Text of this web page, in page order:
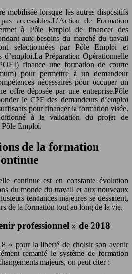
mobilisée lorsque les autres dispositifs
accessibles.L’Action de Formation
à Pôle Emploi de financer des
aux besoins du marché du travail
sélectionnées par Pôle Emploi et
d’emploi.La Préparation Opérationnelle
finance une formation de courte
pour permettre à un demandeur
nécessaires pour occuper un
offre déposée par une entreprise.Pôle
le CPF des demandeurs d’emploi
pour financer la formation visée.
à la validation du projet de
Emploi.
de la formation
continue est en constante évolution
du monde du travail et aux nouveaux
tendances majeures se dessinent,
de la formation tout au long de la vie.
professionnel » de 2018
« pour la liberté de choisir son avenir
remanié le système de formation
majeurs, on peut citer :